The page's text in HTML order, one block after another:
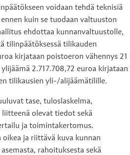
voidaan tehdä teknisiä
kuin se tuodaan valtuuston
ehdottaa kunnanvaltuustolle,
tilinpäätöksessä tilikauden
kirjataan poistoeron vähennys 21
2.717.708,72 euroa kirjataan
tilikausien yli-/alijäämätilille.
tase, tuloslaskelma,
olevat tiedot sekä
ja toimintakertomus.
oikea ja riittävä kuva kunnan
rahoituksesta sekä